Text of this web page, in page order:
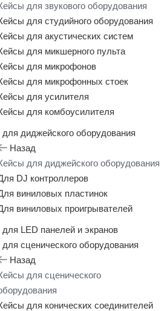
для звукового оборудования
для студийного оборудования
для акустических систем
для микшерного пульта
для микрофонов
для микрофонных стоек
для усилителя
для комбоусилителя
диджейского оборудования
Назад
для диджейского оборудования
DJ контроллеров
виниловых пластинок
виниловых проигрывателей
LED панелей и экранов
сценического оборудования
Назад
для сценического
для конических соединителей